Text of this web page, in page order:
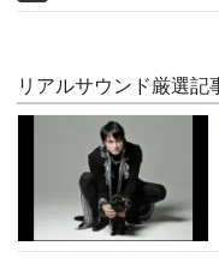
リアルサウンド厳選記